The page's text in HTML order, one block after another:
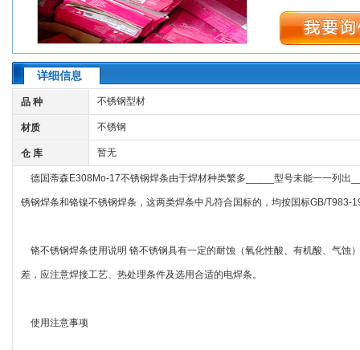
详细信息
品 种 不锈钢型材
材质 不锈钢
仓 库 暂无
德国蒂森E308Mo-17不锈钢焊条由于焊材种类繁多_____型号未能一一列出
锈钢焊条和铬镍不锈钢焊条，这两类焊条中凡符合国标的，均按国标GB/T983-
铬不锈钢焊条使用说明 铬不锈钢具有一定的耐蚀（氧化性酸、有机酸、气蚀
差，应注意焊接工艺、热处理条件及选用合适的电焊条。
使用注意事项